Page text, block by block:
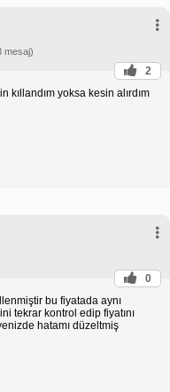
mesaj)
2
kıllandım yoksa kesin alırdım
0
bu fiyatada aynı
tekrar kontrol edip fiyatını
hatamı düzeltmiş